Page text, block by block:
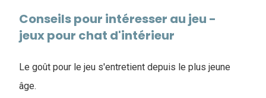
Conseils pour intéresser au jeu -
jeux pour chat d'intérieur
Le goût pour le jeu s'entretient depuis le plus jeune
âge.